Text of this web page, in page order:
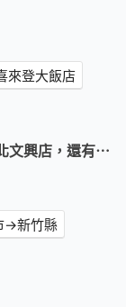
來登大飯店
文興店，還有⋯
→新竹縣